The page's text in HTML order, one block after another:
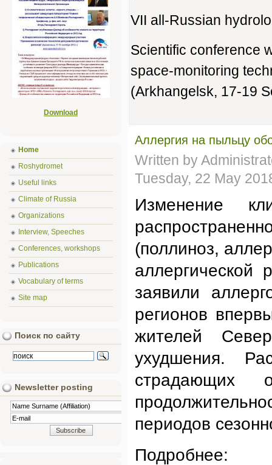
VII all-Russian
Scientific conference
space-monitoring
(Аrkhangelsk, 17-19
Аллергия на пыльцу
Written by
Tuesday, 22 May
Изменение
(поллиноз,
заявили
регионов
жителей
ухудшения.
периодов
Подробнее:
Download
Home
Roshydromet
Useful links
Climate of Russia
Organizations
Interview, Speeches
Conferences, workshops
Publications
Vocabulary of terms
Site map
Поиск по сайту
Newsletter posting